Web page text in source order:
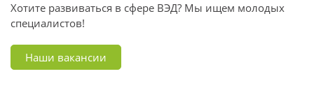
Хотите развиваться в сфере ВЭД? Мы ищем молодых
специалистов!
Наши вакансии